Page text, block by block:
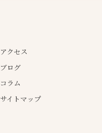
アクセス
ブログ
コラム
サイトマップ